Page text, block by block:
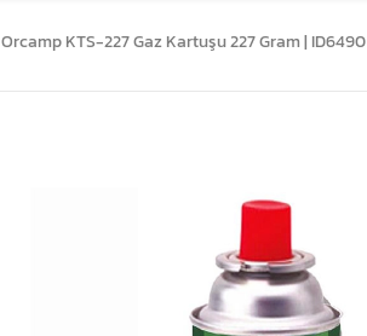
Orcamp KTS-227 Gaz Kartuşu 227 Gram | ID6490